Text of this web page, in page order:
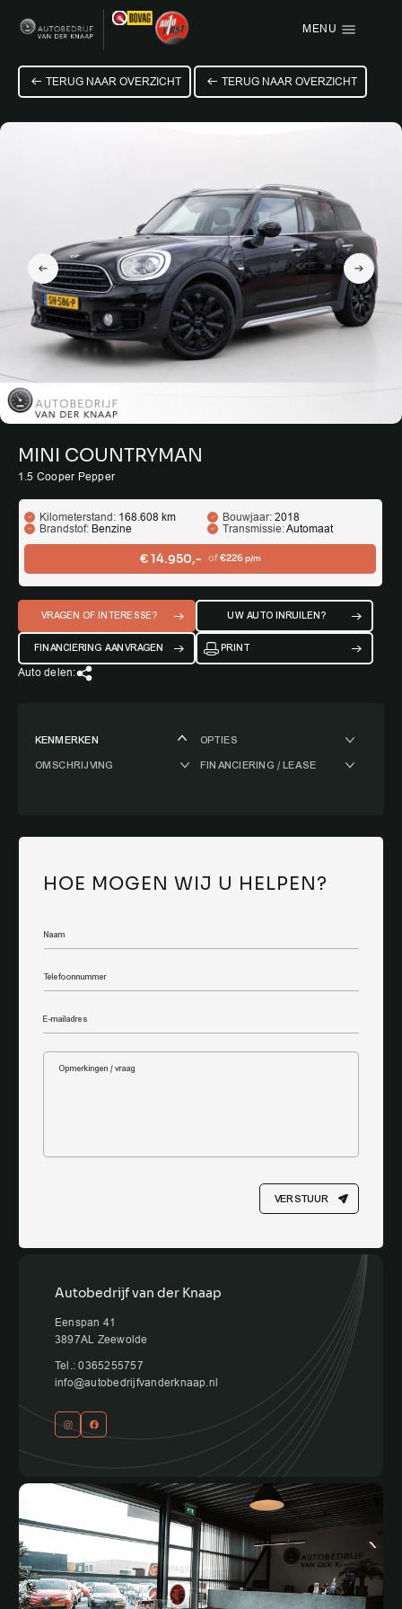
MENU
Menu items
HOME
VACATURE
VERKOCHT
CONTACT
TERUG NAAR OVERZICHT TERUG NAAR OVERZICHT
MINI COUNTRYMAN
1.5 Cooper Pepper
Kilometerstand: 168.608 km Bouwjaar: 2018
Brandstof: Benzine Transmissie:Automaat
€ 14.950,- of€226p/m
VRAGEN OF INTERESSE? UW AUTO INRUILEN?
FINANCIERING AANVRAGEN PRINT
Auto delen:
KENMERKEN
OPTIES
OMSCHRIJVING
FINANCIERING / LEASE
HOE MOGEN WIJ U HELPEN?
VERSTUUR
Autobedrijf van der Knaap
Eenspan 41
3897AL Zeewolde
Tel.: 0365255757
info@autobedrijfvanderknaap.nl